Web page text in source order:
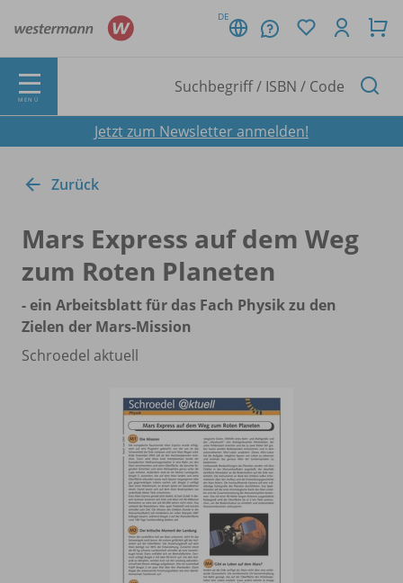
DE
MENÜ
Jetzt zum Newsletter anmelden!
Zurück
Mars Express auf dem Weg
zum Roten Planeten
- ein Arbeitsblatt für das Fach Physik zu den
Zielen der Mars-Mission
Schroedel aktuell